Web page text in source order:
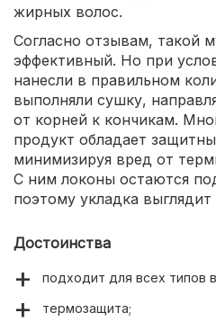
жирных волос.
Согласно отзывам, такой
эффективный. Но при
нанесли в правильном
выполняли сушку,
от корней к кончикам.
продукт обладает
минимизируя вред от
С ним локоны остаются
поэтому укладка выглядит
Достоинства
подходит для всех типов
термозащита;